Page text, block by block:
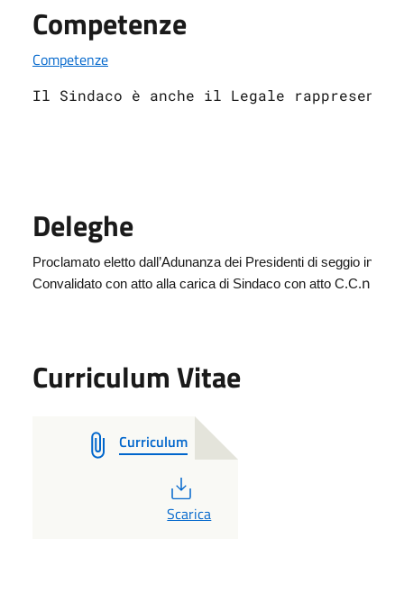
Competenze
Competenze
Il Sindaco è anche il Legale
Deleghe
Proclamato eletto dall’Adunanza dei Presidenti di seggio in
Convalidato con atto alla carica di Sindaco con atto C.C.nr.
Curriculum Vitae
Curriculum
PDF
Scarica